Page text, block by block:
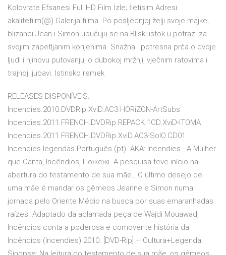
Kolovrate Efsanesi Full HD Film İzle; İletisim Adresi:
akalitefilm(@) Galerija filma. Po posljednjoj želji svoje majke,
blizanci Jean i Simon upućuju se na Bliski istok u potrazi za
svojim zapetljanim korijenima. Snažna i potresna prča o dvoje
ljudi i njihovu putovanju, o dubokoj mržnji, vječnim ratovima i
trajnoj ljubavi. Istinsko remek
RELEASES DISPONÍVEIS:
Incendies.2010.DVDRip.XviD.AC3.HORiZON-ArtSubs
Incendies.2011.FRENCH.DVDRip.REPACK.1CD.XviD-ITOMA
Incendies.2011.FRENCH.DVDRip.XviD.AC3-SolO.CD01
Incendies legendas Português (pt). AKA: Incendies - A Mulher
que Canta, Incêndios, Пожежi. A pesquisa teve início na
abertura do testamento de sua mãe.. O último desejo de
uma mãe é mandar os gêmeos Jeanne e Simon numa
jornada pelo Oriente Médio na busca por suas emaranhadas
raízes. Adaptado da aclamada peça de Wajdi Mouawad,
Incêndios conta a poderosa e comovente história da
Incêndios (Incendies) 2010. [DVD-Rip] – Cultura+Legenda.